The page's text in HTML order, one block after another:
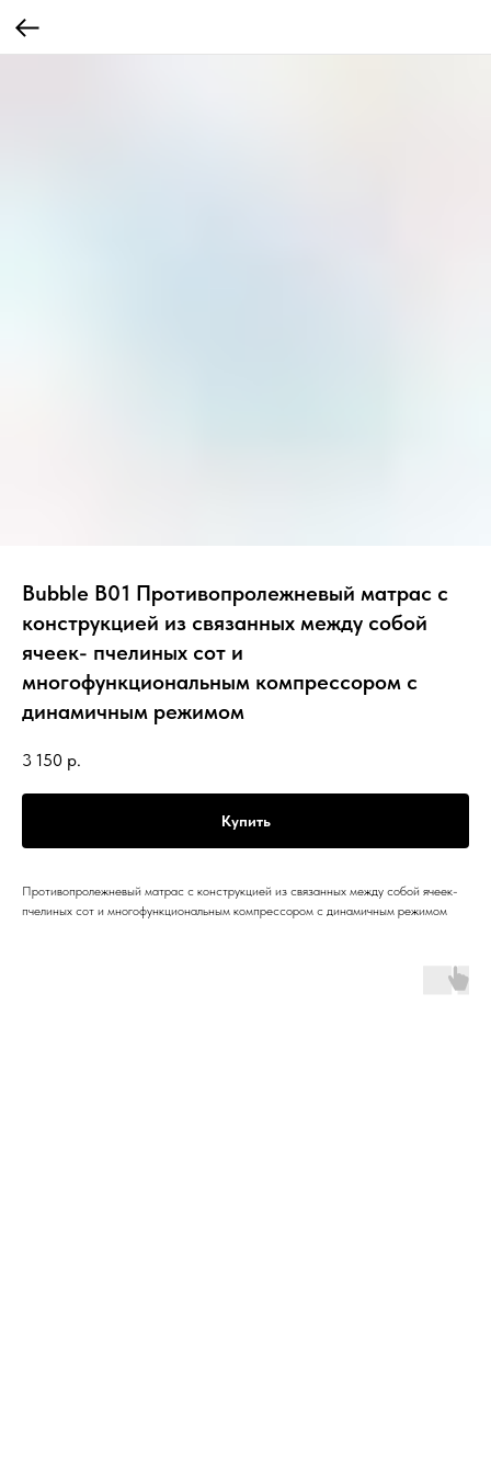
Bubble B01 Противопролежневый матрас с
конструкцией из связанных между собой
ячеек- пчелиных сот и
многофункциональным компрессором с
динамичным режимом
3 150 р.
Купить
Противопролежневый матрас с конструкцией из связанных между собой ячеек-
пчелиных сот и многофункциональным компрессором с динамичным режимом